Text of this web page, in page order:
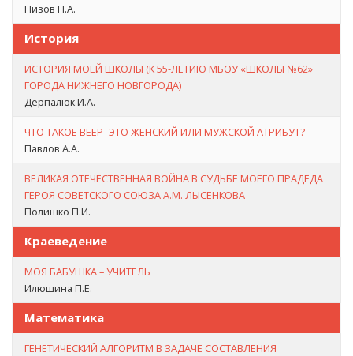
Низов Н.А.
История
ИСТОРИЯ МОЕЙ ШКОЛЫ (К 55-ЛЕТИЮ МБОУ «ШКОЛЫ №62»
ГОРОДА НИЖНЕГО НОВГОРОДА)
Дерпалюк И.А.
ЧТО ТАКОЕ ВЕЕР- ЭТО ЖЕНСКИЙ ИЛИ МУЖСКОЙ АТРИБУТ?
Павлов А.А.
ВЕЛИКАЯ ОТЕЧЕСТВЕННАЯ ВОЙНА В СУДЬБЕ МОЕГО ПРАДЕДА
ГЕРОЯ СОВЕТСКОГО СОЮЗА А.М. ЛЫСЕНКОВА
Полишко П.И.
Краеведение
МОЯ БАБУШКА – УЧИТЕЛЬ
Илюшина П.Е.
Математика
ГЕНЕТИЧЕСКИЙ АЛГОРИТМ В ЗАДАЧЕ СОСТАВЛЕНИЯ